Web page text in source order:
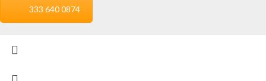
333 640 0874